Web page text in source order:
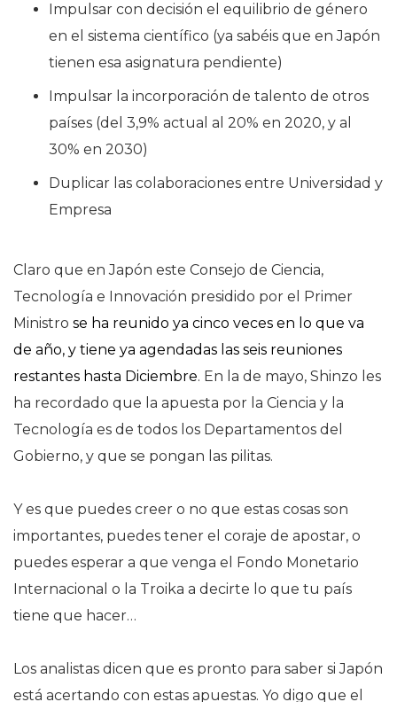
Impulsar con decisión el equilibrio de género
en el sistema científico (ya sabéis que en Japón
tienen esa asignatura pendiente)
Impulsar la incorporación de talento de otros
países (del 3,9% actual al 20% en 2020, y al
30% en 2030)
Duplicar las colaboraciones entre Universidad y
Empresa
Claro que en Japón este Consejo de Ciencia,
Tecnología e Innovación presidido por el Primer
Ministro se ha reunido ya cinco veces en lo que va
de año, y tiene ya agendadas las seis reuniones
restantes hasta Diciembre. En la de mayo, Shinzo les
ha recordado que la apuesta por la Ciencia y la
Tecnología es de todos los Departamentos del
Gobierno, y que se pongan las pilitas.
Y es que puedes creer o no que estas cosas son
importantes, puedes tener el coraje de apostar, o
puedes esperar a que venga el Fondo Monetario
Internacional o la Troika a decirte lo que tu país
tiene que hacer…
Los analistas dicen que es pronto para saber si Japón
está acertando con estas apuestas. Yo digo que el